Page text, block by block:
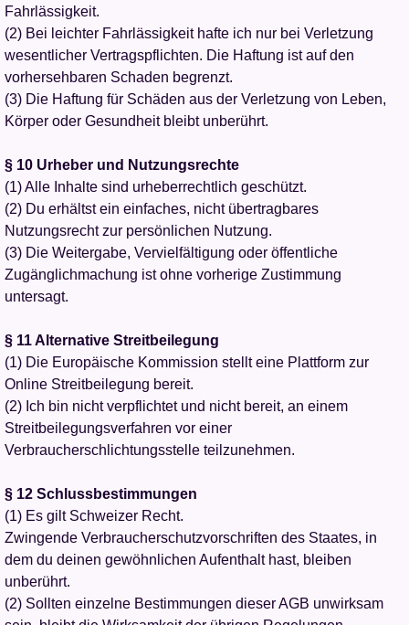
Fahrlässigkeit.
(2) Bei leichter Fahrlässigkeit hafte ich nur bei Verletzung
wesentlicher Vertragspflichten. Die Haftung ist auf den
vorhersehbaren Schaden begrenzt.
(3) Die Haftung für Schäden aus der Verletzung von Leben,
Körper oder Gesundheit bleibt unberührt.
§ 10 Urheber und Nutzungsrechte
(1) Alle Inhalte sind urheberrechtlich geschützt.
(2) Du erhältst ein einfaches, nicht übertragbares
Nutzungsrecht zur persönlichen Nutzung.
(3) Die Weitergabe, Vervielfältigung oder öffentliche
Zugänglichmachung ist ohne vorherige Zustimmung
untersagt.
§ 11 Alternative Streitbeilegung
(1) Die Europäische Kommission stellt eine Plattform zur
Online Streitbeilegung bereit.
(2) Ich bin nicht verpflichtet und nicht bereit, an einem
Streitbeilegungsverfahren vor einer
Verbraucherschlichtungsstelle teilzunehmen.
§ 12 Schlussbestimmungen
(1) Es gilt Schweizer Recht.
Zwingende Verbraucherschutzvorschriften des Staates, in
dem du deinen gewöhnlichen Aufenthalt hast, bleiben
unberührt.
(2) Sollten einzelne Bestimmungen dieser AGB unwirksam